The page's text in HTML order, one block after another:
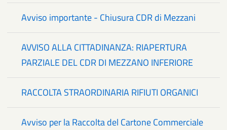
Avviso importante - Chiusura CDR di Mezzani
AVVISO ALLA CITTADINANZA: RIAPERTURA
PARZIALE DEL CDR DI MEZZANO INFERIORE
RACCOLTA STRAORDINARIA RIFIUTI ORGANICI
Avviso per la Raccolta del Cartone Commerciale